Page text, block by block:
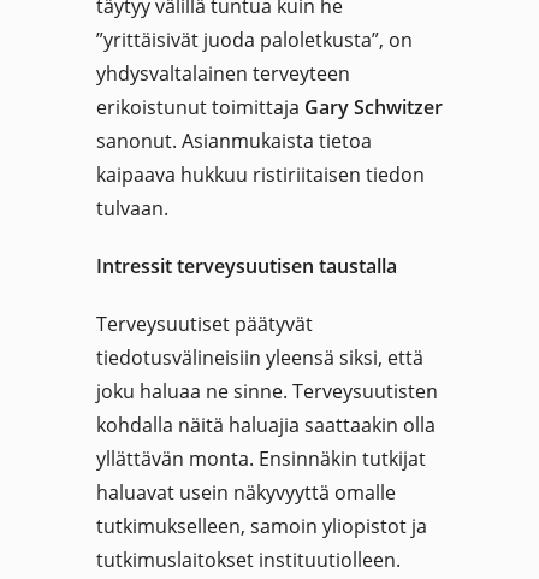
täytyy välillä tuntua kuin he
”yrittäisivät juoda paloletkusta”, on
yhdysvaltalainen terveyteen
erikoistunut toimittaja Gary Schwitzer
sanonut. Asianmukaista tietoa
kaipaava hukkuu ristiriitaisen tiedon
tulvaan.
Intressit terveysuutisen taustalla
Terveysuutiset päätyvät
tiedotusvälineisiin yleensä siksi, että
joku haluaa ne sinne. Terveysuutisten
kohdalla näitä haluajia saattaakin olla
yllättävän monta. Ensinnäkin tutkijat
haluavat usein näkyvyyttä omalle
tutkimukselleen, samoin yliopistot ja
tutkimuslaitokset instituutiolleen.